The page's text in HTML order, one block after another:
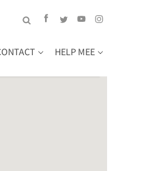
HELP MEE